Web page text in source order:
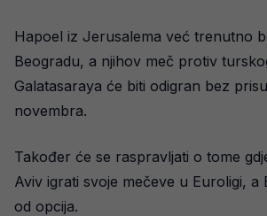
Hapoel iz Jerusalema već trenutno
Beogradu, a njihov meč protiv
Galatasaraya će biti odigran bez
novembra.
Također će se raspravljati o tome
Aviv igrati svoje mečeve u Euroligi, a
od opcija.